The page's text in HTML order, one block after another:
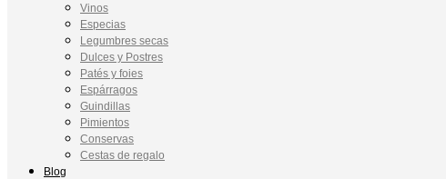
Vinos
Especias
Legumbres secas
Dulces y Postres
Patés y foies
Espárragos
Guindillas
Pimientos
Conservas
Cestas de regalo
Blog